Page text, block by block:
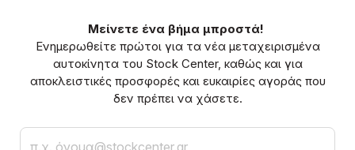
Μείνετε ένα βήμα μπροστά!
Ενημερωθείτε πρώτοι για τα νέα μεταχειρισμένα
αυτοκίνητα του Stock Center, καθώς και για
αποκλειστικές προσφορές και ευκαιρίες αγοράς που
δεν πρέπει να χάσετε.